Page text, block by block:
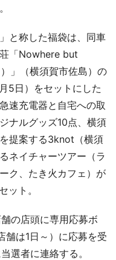
と称した福袋は、同車
「Nowhere but
」（横須賀市佐島）の
5日）をセットにした
速充電器と自宅への取
ナルグッズ10点、横須
提案する3knot（横須
ネイチャーツアー（ラ
ク、たき火カフェ）が
ット。
の店頭に専用応募ボ
舗は1日～）に応募を受
選者に連絡する。